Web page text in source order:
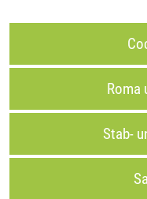
Roma
Stab-